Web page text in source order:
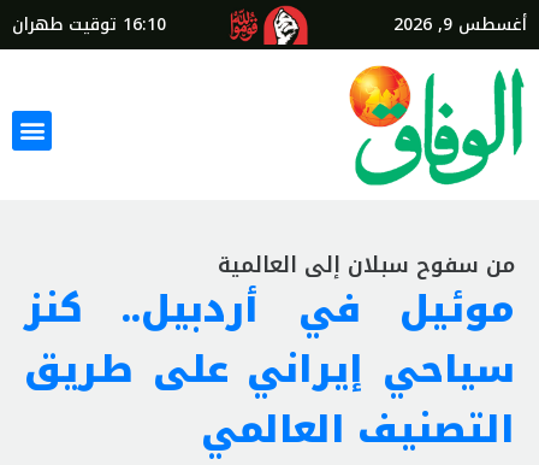
أغسطس 9, 2026 16:10 توقيت طهران
من سفوح سبلان إلى العالمية
موئیل في أردبيل.. كنز
سياحي إيراني على طريق
التصنيف العالمي